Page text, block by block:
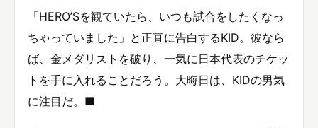
「HERO’Sを観ていたら、いつも試合をしたくなっ
ちゃっていました」と正直に告白するKID。彼なら
ば、金メダリストを破り、一気に日本代表のチケッ
トを手に入れることだろう。大晦日は、KIDの男気
に注目だ。■